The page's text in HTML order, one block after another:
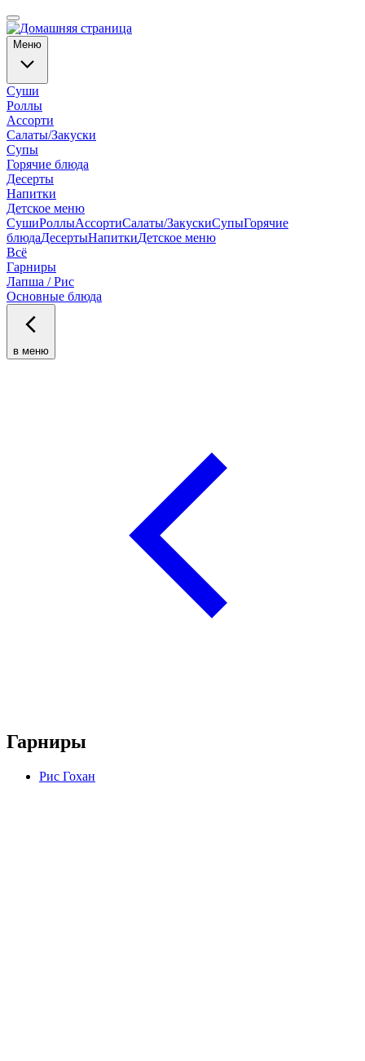
Меню
Суши
Роллы
Ассорти
Салаты/Закуски
Супы
Горячие блюда
Десерты
Напитки
Детское меню
СушиРоллыАссортиСалаты/ЗакускиСупыГорячие
блюдаДесертыНапиткиДетское меню
Всё
Гарниры
Лапша / Рис
Основные блюда
в меню
Гарниры
Рис Гохан